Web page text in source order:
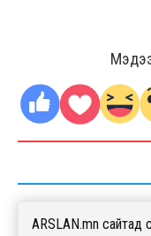
ARSLAN.mn сайтад